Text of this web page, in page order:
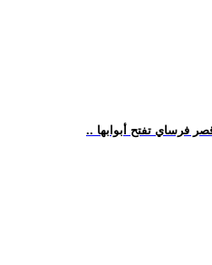
قصر فرساي تفتح أبوابها